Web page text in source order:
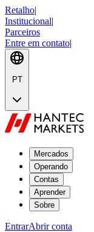
Retalho|
Institucional|
Parceiros
Entre em contato|
PT
Mercados
Operando
Contas
Aprender
Sobre
EntrarAbrir conta